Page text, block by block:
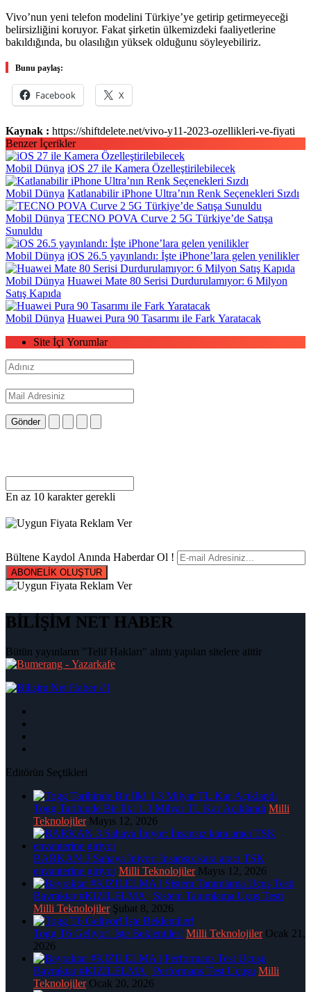
Vivo’nun yeni telefon modelini Türkiye’ye getirip getirmeyeceği
belirsizliğini koruyor. Fakat şirketin ülkemizdeki faaliyetlerine
bakıldığında, bu olasılığın yüksek olduğunu söyleyebiliriz.
Bunu paylaş:
Facebook X
Kaynak : https://shiftdelete.net/vivo-y11-2023-ozellikleri-ve-fiyati
Benzer İçerikler
Mobil Dünya iOS 27 ile Kamera Özelleştirilebilecek
Mobil Dünya Katlanabilir iPhone Ultra’nın Renk Seçenekleri Sızdı
Mobil Dünya TECNO POVA Curve 2 5G Türkiye’de Satışa
Sunuldu
Mobil Dünya iOS 26.5 yayınlandı: İşte iPhone’lara gelen yenilikler
Mobil Dünya Huawei Mate 80 Serisi Durdurulamıyor: 6 Milyon
Satış Kapıda
Mobil Dünya Huawei Pura 90 Tasarımı ile Fark Yaratacak
Site İçi Yorumlar
Gönder
En az 10 karakter gerekli
Bültene Kaydol Anında Haberdar Ol !
ABONELİK OLUŞTUR
BİLİŞİM NET HABER
Bütün yayınların "Telif Hakları" alıntı yapılan sitelere aittir
|
Editörün Seçtikleri
Togg Tarihinde Bir İlk! 1.3 Milyar TL Kar Açıklandı Milli
Teknolojiler Mayıs 12, 2026
BARKAN 3 Sahaya İniyor: İnsansız kara aracı TSK
envanterine giriyor Milli Teknolojiler Mayıs 12, 2026
Bayraktar #KIZILELMA | Sistem Tanımlama Uçuş Testi
Milli Teknolojiler Şubat 8, 2026
Togg T6 Geliyor! İşte Beklentiler! Milli Teknolojiler Ocak 21,
2026
Bayraktar #KIZILELMA | Performans Test Uçuşu Milli
Teknolojiler Ocak 20, 2026